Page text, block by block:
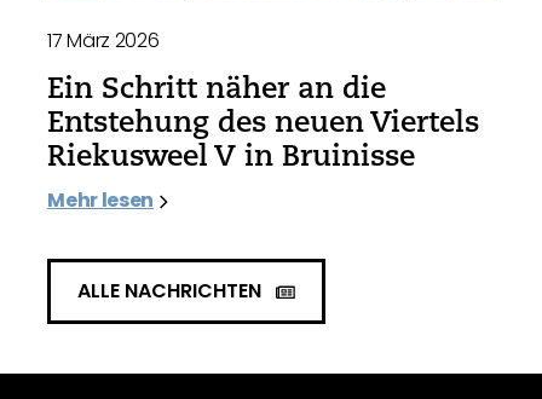
17 März 2026
Ein Schritt näher an die
Entstehung des neuen Viertels
Riekusweel V in Bruinisse
Mehr lesen
ALLE NACHRICHTEN